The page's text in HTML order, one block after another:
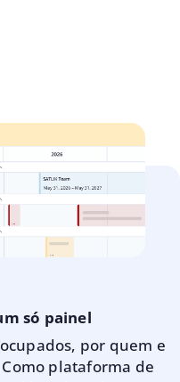
só painel
por quem e
plataforma de